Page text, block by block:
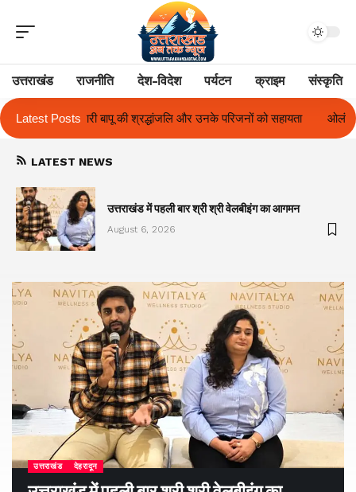
उत्तराखंड राजनीति देश-विदेश पर्यटन क्राइम संस्कृति
Latest Posts
उनके परिजनों को सहायता ओलंपस हाई के इंटर-हाउस फुटबॉल टूर्नामेंट में रिग
LATEST NEWS
उत्तराखंड में पहली बार श्री श्री वेलबीइंग का आगमन
August 6, 2026
उत्तराखंड देहरादून